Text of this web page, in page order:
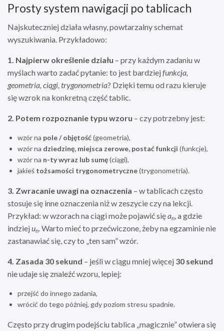
Prosty system nawigacji po tablicach
Najskuteczniej działa własny, powtarzalny schemat
wyszukiwania. Przykładowo:
1. Najpierw określenie działu – przy każdym zadaniu w
myślach warto zadać pytanie: to jest bardziejfunkcja,
geometria, ciągi, trygonometria? Dzięki temu od razu kieruje
się wzrok na konkretną część tablic.
2. Potem rozpoznanie typu wzoru – czy potrzebny jest:
wzór na pole / objętość(geometria),
wzór na dziedzinę, miejsca zerowe, postać funkcji (funkcje),
wzór na n-ty wyraz lub sumę(ciągi),
jakieś tożsamości trygonometryczne(trygonometria).
3. Zwracanie uwagi na oznaczenia – w tablicach często
stosuje się inne oznaczenia niż w zeszycie czy na lekcji.
Przykład: w wzorach na ciągi może pojawić sięan, a gdzie
indziejun. Warto mieć to przećwiczone, żeby na egzaminie nie
zastanawiać się, czy to „ten sam” wzór.
4. Zasada 30 sekund – jeśli w ciągu mniej więcej 30 sekund
nie udaje się znaleźć wzoru, lepiej:
przejść do innego zadania,
wrócić do tego później, gdy poziom stresu spadnie.
Często przy drugim podejściu tablica „magicznie” otwiera się